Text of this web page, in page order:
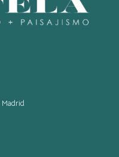
Madrid